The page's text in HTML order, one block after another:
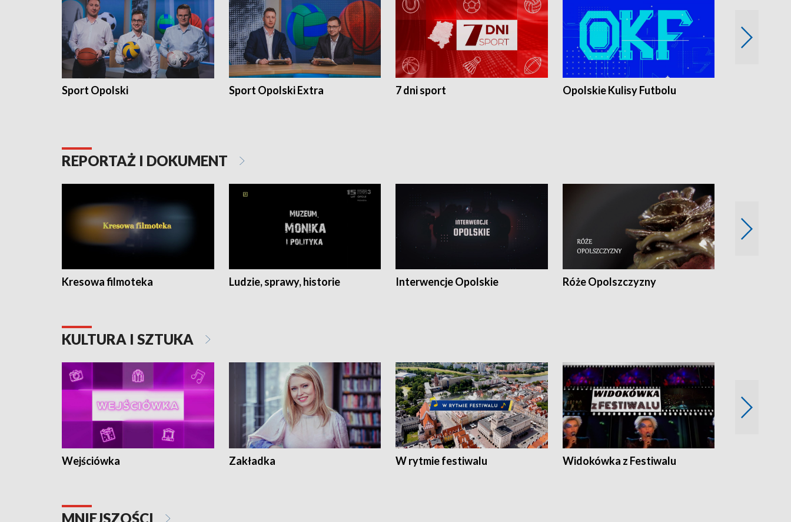
Sport Opolski Sport Opolski Extra 7 dni sport Opolskie Kulisy Futbolu
REPORTAŻ I DOKUMENT
Kresowa filmoteka Ludzie, sprawy, historie Interwencje Opolskie Róże Opolszczyzny
KULTURA I SZTUKA
Wejściówka Zakładka W rytmie festiwalu Widokówka z Festiwalu
MNIEJSZOŚCI